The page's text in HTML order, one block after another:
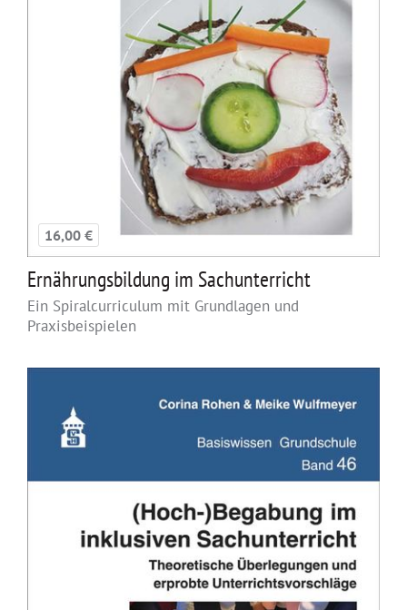
16,00 €
Ernährungsbildung im Sachunterricht
Ein Spiralcurriculum mit Grundlagen und
Praxisbeispielen